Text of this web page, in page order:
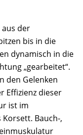
der
bis in die
dynamisch in die
„gearbeitet“.
den Gelenken
Effizienz dieser
ist im
Bauch-,